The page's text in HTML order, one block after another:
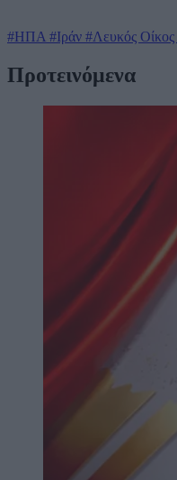
#ΗΠΑ #Ιράν #Λευκός Οίκος
Προτεινόμενα